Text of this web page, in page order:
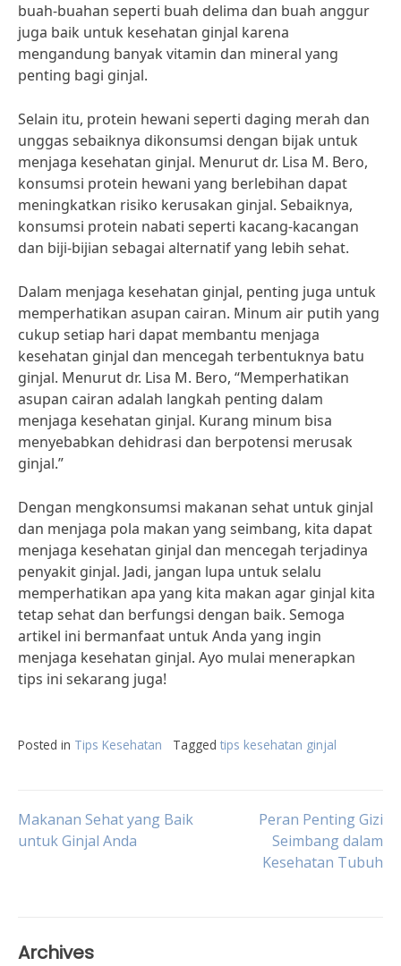
buah-buahan seperti buah delima dan buah anggur
juga baik untuk kesehatan ginjal karena
mengandung banyak vitamin dan mineral yang
penting bagi ginjal.
Selain itu, protein hewani seperti daging merah dan
unggas sebaiknya dikonsumsi dengan bijak untuk
menjaga kesehatan ginjal. Menurut dr. Lisa M. Bero,
konsumsi protein hewani yang berlebihan dapat
meningkatkan risiko kerusakan ginjal. Sebaiknya,
konsumsi protein nabati seperti kacang-kacangan
dan biji-bijian sebagai alternatif yang lebih sehat.
Dalam menjaga kesehatan ginjal, penting juga untuk
memperhatikan asupan cairan. Minum air putih yang
cukup setiap hari dapat membantu menjaga
kesehatan ginjal dan mencegah terbentuknya batu
ginjal. Menurut dr. Lisa M. Bero, “Memperhatikan
asupan cairan adalah langkah penting dalam
menjaga kesehatan ginjal. Kurang minum bisa
menyebabkan dehidrasi dan berpotensi merusak
ginjal.”
Dengan mengkonsumsi makanan sehat untuk ginjal
dan menjaga pola makan yang seimbang, kita dapat
menjaga kesehatan ginjal dan mencegah terjadinya
penyakit ginjal. Jadi, jangan lupa untuk selalu
memperhatikan apa yang kita makan agar ginjal kita
tetap sehat dan berfungsi dengan baik. Semoga
artikel ini bermanfaat untuk Anda yang ingin
menjaga kesehatan ginjal. Ayo mulai menerapkan
tips ini sekarang juga!
Posted in Tips Kesehatan Tagged tips kesehatan ginjal
Post
Makanan Sehat yang Baik
untuk Ginjal Anda
Peran Penting Gizi
Seimbang dalam
Kesehatan Tubuh
Archives